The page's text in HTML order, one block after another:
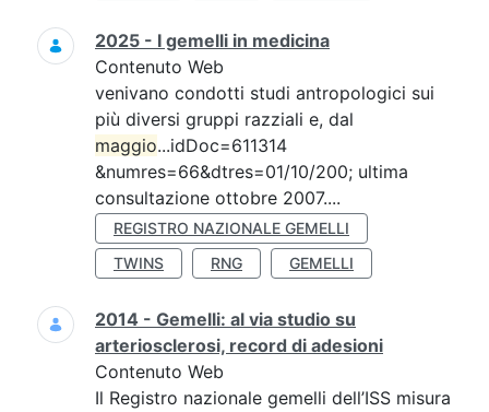
2025 - I gemelli in medicina
Contenuto Web
venivano condotti studi antropologici sui
più diversi gruppi razziali e, dal
maggio...idDoc=611314
&numres=66&dtres=01/10/200; ultima
consultazione ottobre 2007....
REGISTRO NAZIONALE GEMELLI
TWINS
RNG GEMELLI
2014 - Gemelli: al via studio su
arteriosclerosi, record di adesioni
Contenuto Web
Il Registro nazionale gemelli dell’ISS misura